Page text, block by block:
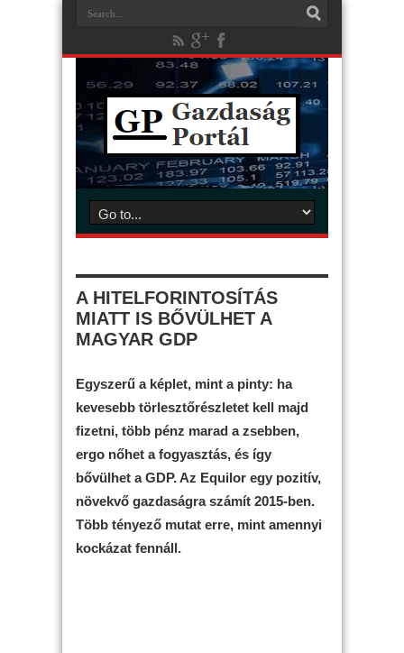
A HITELFORINTOSÍTÁS
MIATT IS BŐVÜLHET A
MAGYAR GDP
Egyszerű a képlet, mint a pinty: ha
kevesebb törlesztőrészletet kell majd
fizetni, több pénz marad a zsebben,
ergo nőhet a fogyasztás, és így
bővülhet a GDP. Az Equilor egy pozitív,
növekvő gazdaságra számít 2015-ben.
Több tényező mutat erre, mint amennyi
kockázat fennáll.